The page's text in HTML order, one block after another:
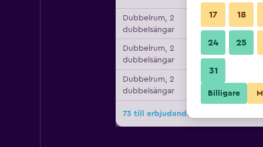
Dubbelrum, 2
dubbelsängar
Dubbelrum, 2
dubbelsängar
Dubbelrum, 2
dubbelsängar
73 till erbjudanden för The Westin
17 18
24 25
31
Billigare